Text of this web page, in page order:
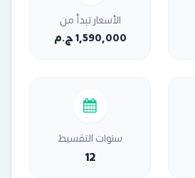
الأسعار تبدأ من
1,590,000 ج.م
سنوات التقسيط
12